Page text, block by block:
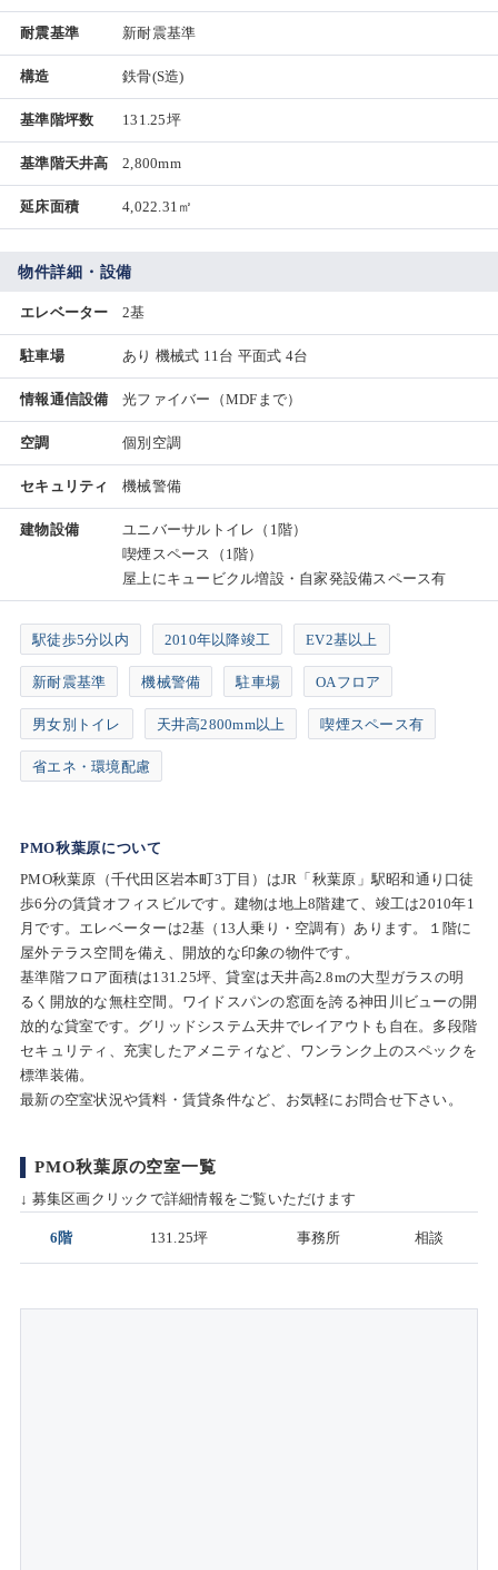
耐震基準 新耐震基準
構造 鉄骨(S造)
基準階坪数 131.25坪
基準階天井高 2,800mm
延床面積 4,022.31㎡
物件詳細・設備
エレベーター 2基
駐車場 あり 機械式 11台 平面式 4台
情報通信設備 光ファイバー（MDFまで）
空調 個別空調
セキュリティ 機械警備
建物設備
ユニバーサルトイレ（1階）
喫煙スペース（1階）
屋上にキュービクル増設・自家発設備スペース有
駅徒歩5分以内 2010年以降竣工 EV2基以上
新耐震基準 機械警備 駐車場 OAフロア
男女別トイレ 天井高2800mm以上 喫煙スペース有
省エネ・環境配慮
PMO秋葉原について
PMO秋葉原（千代田区岩本町3丁目）はJR「秋葉原」駅昭和通り口徒
歩6分の賃貸オフィスビルです。建物は地上8階建て、竣工は2010年1
月です。エレベーターは2基（13人乗り・空調有）あります。１階に
屋外テラス空間を備え、開放的な印象の物件です。
基準階フロア面積は131.25坪、貸室は天井高2.8mの大型ガラスの明
るく開放的な無柱空間。ワイドスパンの窓面を誇る神田川ビューの開
放的な貸室です。グリッドシステム天井でレイアウトも自在。多段階
セキュリティ、充実したアメニティなど、ワンランク上のスペックを
標準装備。
最新の空室状況や賃料・賃貸条件など、お気軽にお問合せ下さい。
PMO秋葉原の空室一覧
↓ 募集区画クリックで詳細情報をご覧いただけます
6階 131.25坪 事務所 相談